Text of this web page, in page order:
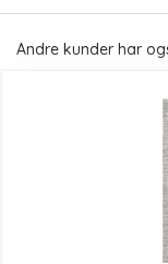
Andre kunder har